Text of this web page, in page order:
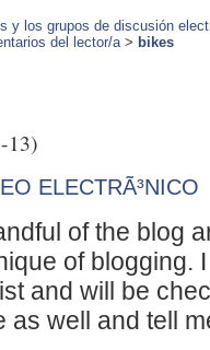
y los grupos de discusión
del lector/a> bikes
13)
ELECTRÃ³NICO
of the blog
of blogging.
and will be
as well and tell